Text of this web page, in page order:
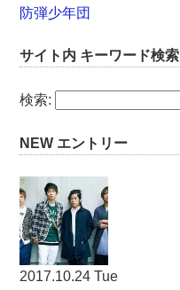
防弾少年団
サイト内 キーワード検索
検索:
NEW エントリー
2017.10.24 Tue